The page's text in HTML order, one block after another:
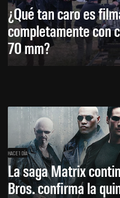
¿Qué tan caro es
completamente con
70 mm?
HACE 1 DÍA
La saga Matrix
Bros. confirma la